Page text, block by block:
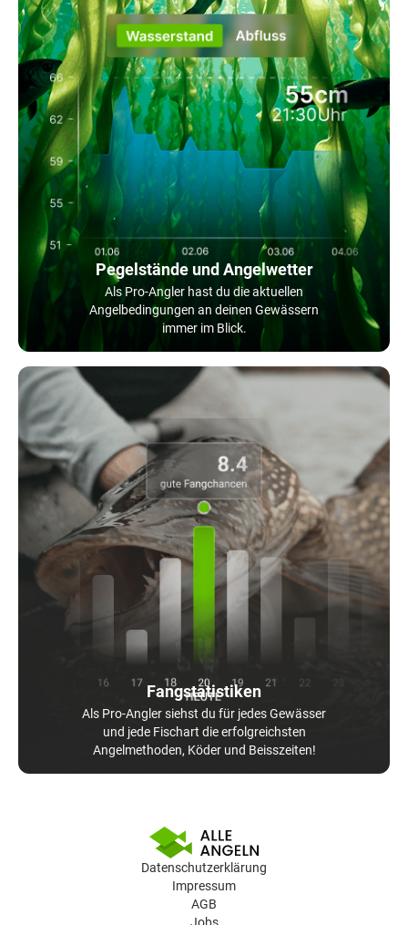
Pegelstände und Angelwetter
Als Pro-Angler hast du die aktuellen
Angelbedingungen an deinen Gewässern
immer im Blick.
Fangstatistiken
Als Pro-Angler siehst du für jedes Gewässer
und jede Fischart die erfolgreichsten
Angelmethoden, Köder und Beisszeiten!
Datenschutzerklärung
Impressum
AGB
Jobs